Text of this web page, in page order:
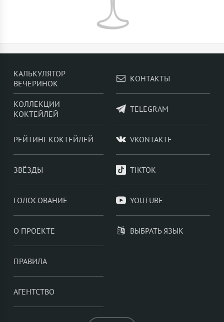
КАЛЬКУЛЯТОР
ВЕЧЕРИНОК
КОЛЛЕКЦИИ
КОКТЕЙЛЕЙ
РЕЙТИНГ КОКТЕЙЛЕЙ
ЗВЁЗДЫ
ГОЛОСОВАНИЕ
О ПРОЕКТЕ
ПРАВИЛА
АГЕНТСТВО
КОНТАКТЫ
TELEGRAM
VKONTAKTE
TIKTOK
YOUTUBE
ВЫБРАТЬ ЯЗЫК